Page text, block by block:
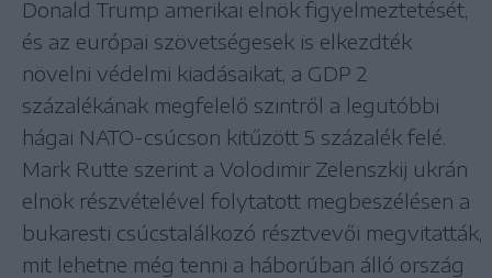
Donald Trump amerikai elnök figyelmeztetését,
és az európai szövetségesek is elkezdték
növelni védelmi kiadásaikat, a GDP 2
százalékának megfelelő szintről a legutóbbi
hágai NATO-csúcson kitűzött 5 százalék felé.
Mark Rutte szerint a Volodimir Zelenszkij ukrán
elnök részvételével folytatott megbeszélésen a
bukaresti csúcstalálkozó résztvevői megvitatták,
mit lehetne még tenni a háborúban álló ország